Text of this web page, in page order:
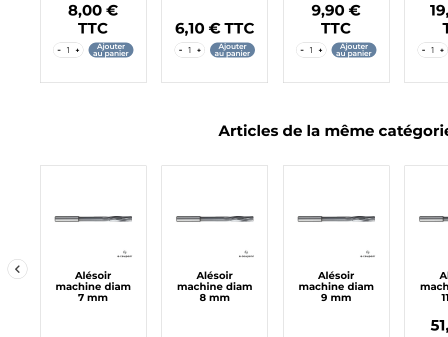
8,00 €
TTC
- + Ajouter
au panier
Prix
6,10 € TTC
- + Ajouter
au panier
9,90 €
TTC
- + Ajouter
au panier - +
Articles de la même
Alésoir
machine diam
7 mm
Alésoir
machine diam
8 mm
Alésoir
machine diam
9 mm